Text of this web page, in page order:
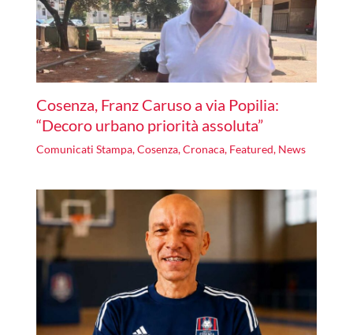
Cosenza, Franz Caruso a via Popilia:
“Decoro urbano priorità assoluta”
Comunicati Stampa,Cosenza,Cronaca, Featured, News